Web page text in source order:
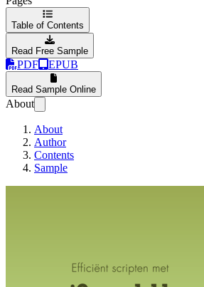
Table of Contents
Read Free Sample
PDF EPUB
Read Sample Online
About
About
Author
Contents
Sample